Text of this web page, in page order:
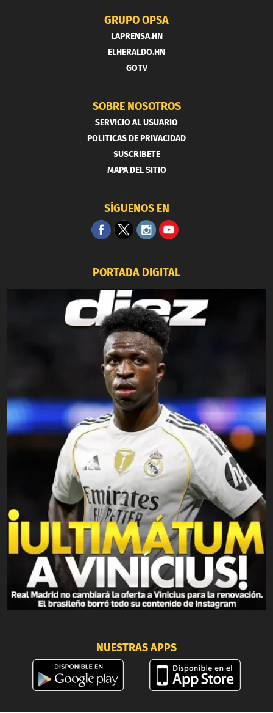
GRUPO OPSA
LAPRENSA.HN
ELHERALDO.HN
GOTV
SOBRE NOSOTROS
SERVICIO AL USUARIO
POLITICAS DE PRIVACIDAD
SUSCRIBETE
MAPA DEL SITIO
SÍGUENOS EN
PORTADA DIGITAL
NUESTRAS APPS